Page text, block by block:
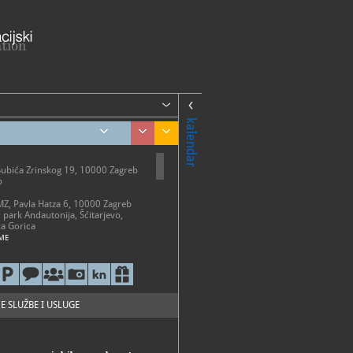
kalendar
Zrinskog 19, 10000 Zagreb
Pavla Hatza 6, 10000 Zagreb
park Andautonija, Šćitarjevo,
Gorica
h
13 h
državnim
i neradnim danima
SLUŽBE I USLUGE